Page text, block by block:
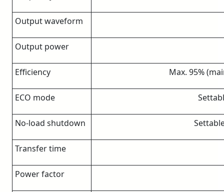
Output waveform
Output power
Efficiency Max. 95%
ECO mode
No-load shutdown
Transfer time
Power factor